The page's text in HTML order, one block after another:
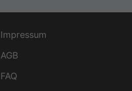
Impressum
AGB
FAQ